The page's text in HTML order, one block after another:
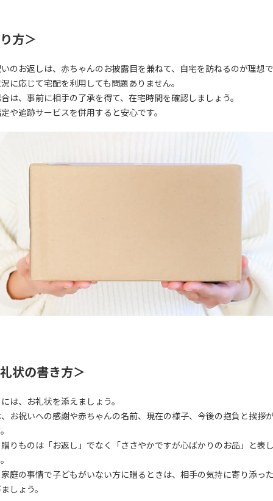
方＞
のお返しは、赤ちゃんのお披露目を兼ねて、自宅を訪ねるのが理想
に応じて宅配を利用しても問題ありません。
は、事前に相手の了承を得て、在宅時間を確認しましょう。
や追跡サービスを併用すると安心です。
状の書き方＞
は、お礼状を添えましょう。
お祝いへの感謝や赤ちゃんの名前、現在の様子、今後の抱負と挨拶
りものは「お返し」でなく「ささやかですが心ばかりのお品」と表
庭の事情で子どもがいない方に贈るときは、相手の気持に寄り添っ
しょう。